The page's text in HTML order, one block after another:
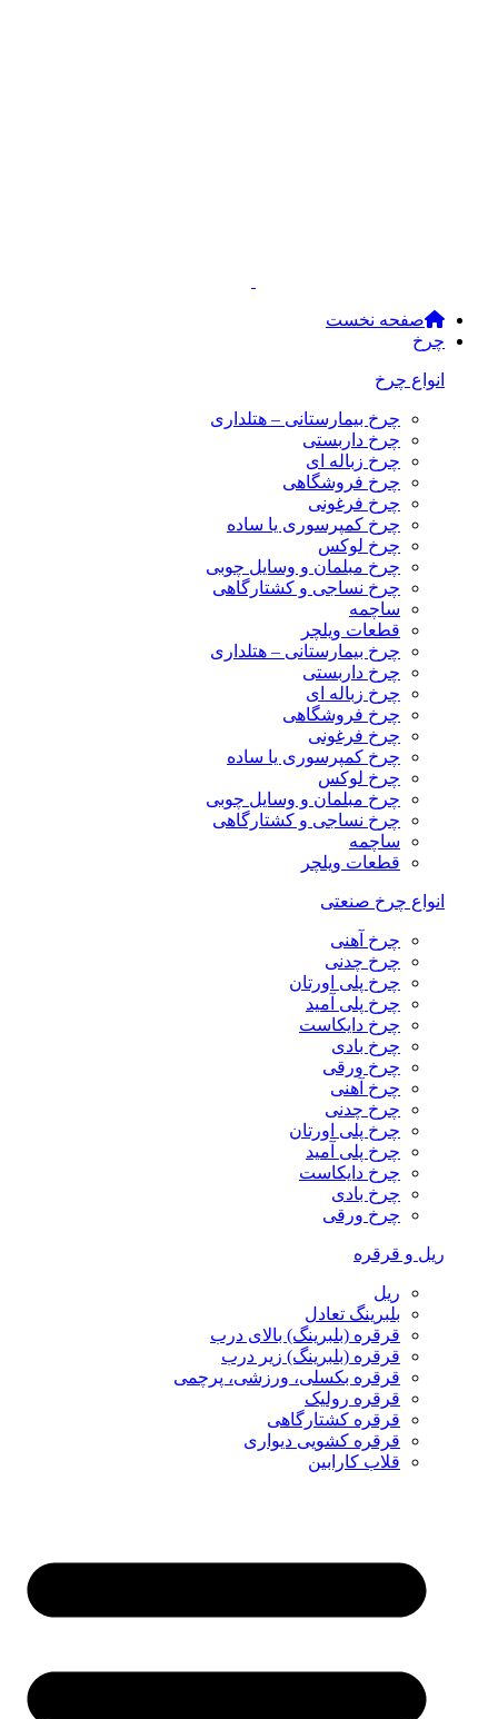
صفحه نخست
چرخ
انواع چرخ
چرخ بیمارستانی – هتلداری
چرخ داربستی
چرخ زباله ای
چرخ فروشگاهی
چرخ فرغونی
چرخ کمپرسوری یا ساده
چرخ لوکس
چرخ مبلمان و وسایل چوبی
چرخ نساجی و کشتارگاهی
ساچمه
قطعات ویلچر
چرخ بیمارستانی – هتلداری
چرخ داربستی
چرخ زباله ای
چرخ فروشگاهی
چرخ فرغونی
چرخ کمپرسوری یا ساده
چرخ لوکس
چرخ مبلمان و وسایل چوبی
چرخ نساجی و کشتارگاهی
ساچمه
قطعات ویلچر
انواع چرخ صنعتی
چرخ آهنی
چرخ چدنی
چرخ پلی اورتان
چرخ پلی آمید
چرخ دایکاست
چرخ بادی
چرخ ورقی
چرخ آهنی
چرخ چدنی
چرخ پلی اورتان
چرخ پلی آمید
چرخ دایکاست
چرخ بادی
چرخ ورقی
ریل و قرقره
ریل
بلبرینگ تعادل
قرقره (بلبرینگ) بالای درب
قرقره (بلبرینگ) زیر درب
قرقره بکسلی، ورزشی، پرچمی
قرقره رولیک
قرقره کشتارگاهی
قرقره کشویی دیواری
قلاب کارابین